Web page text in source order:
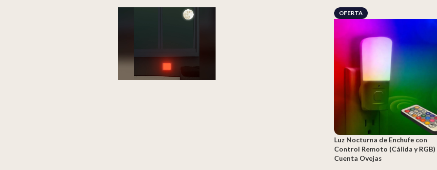
OFERTA
Luz Nocturna de Enchufe con
Control Remoto (Cálida y RGB)
Cuenta Ovejas